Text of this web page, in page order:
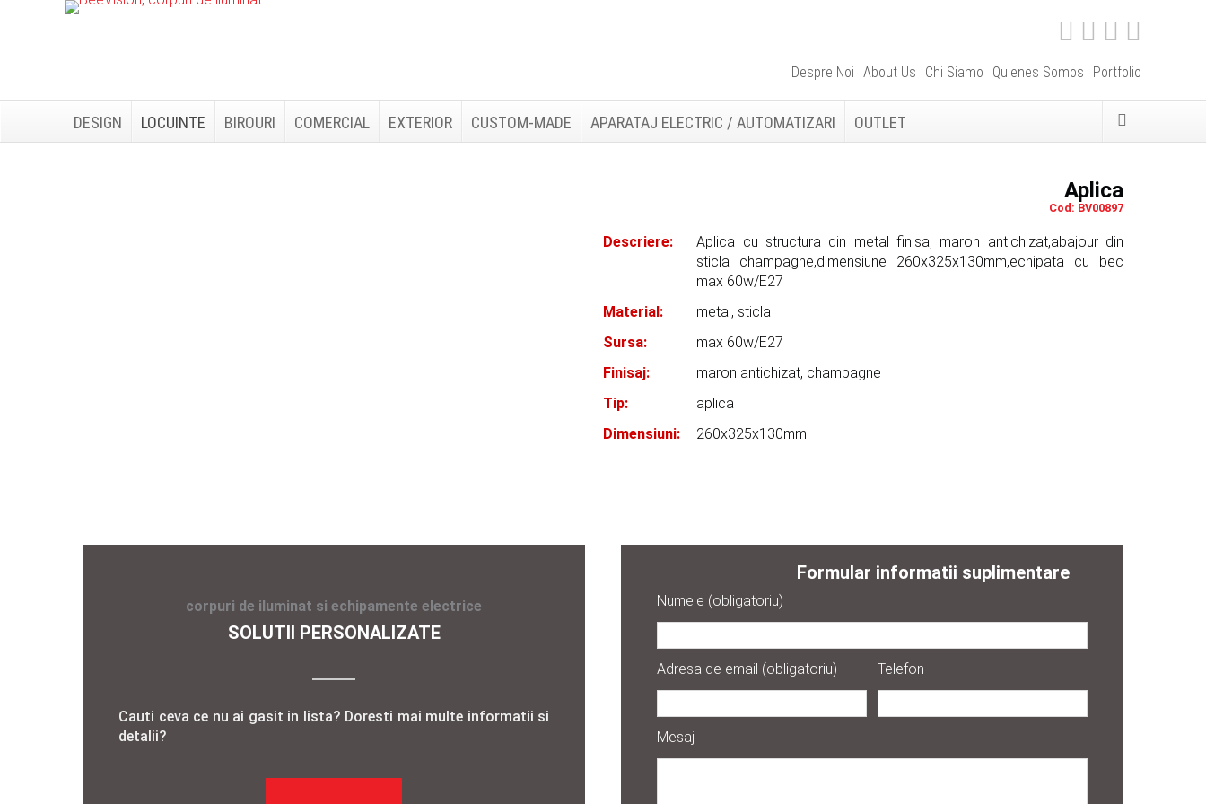
Despre Noi About Us Chi Siamo Quienes Somos Portfolio
DESIGN LOCUINTE BIROURI COMERCIAL EXTERIOR CUSTOM-MADE APARATAJ ELECTRIC / AUTOMATIZARI OUTLET
Aplica
Cod: BV00897
Descriere:
Aplica cu structura din metal finisaj maron antichizat,abajour din
sticla champagne,dimensiune 260x325x130mm,echipata cu bec
max 60w/E27
Material:
metal, sticla
Sursa:
max 60w/E27
Finisaj:
maron antichizat, champagne
Tip:
aplica
Dimensiuni:
260x325x130mm
corpuri de iluminat si echipamente electrice
SOLUTII PERSONALIZATE
Cauti ceva ce nu ai gasit in lista? Doresti mai multe informatii si
detalii?
Formular informatii suplimentare
Numele (obligatoriu)
Adresa de email (obligatoriu) Telefon
Mesaj